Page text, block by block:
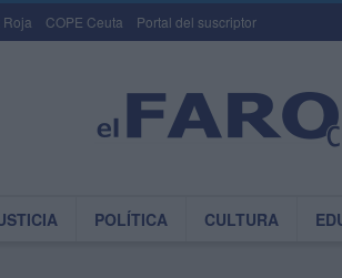
Roja COPE Ceuta Portal del suscriptor
POLÍTICA CULTURA